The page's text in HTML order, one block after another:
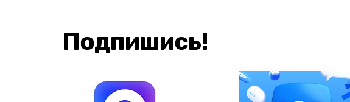
Подпишись!